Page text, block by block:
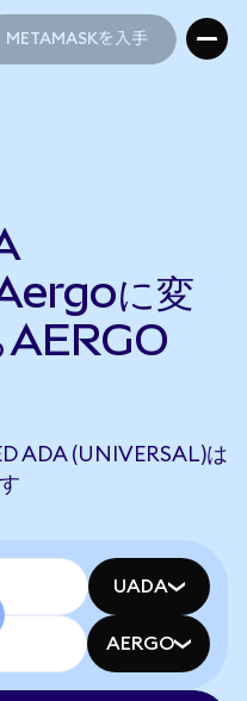
METAMASKを入手
に変
AERGO
ADA (UNIVERSAL)は
UADA
AERGO